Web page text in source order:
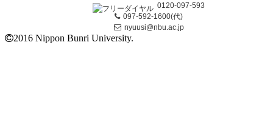
0120-097-593
097-592-1600(代)
nyuusi@nbu.ac.jp
2016 Nippon Bunri University.